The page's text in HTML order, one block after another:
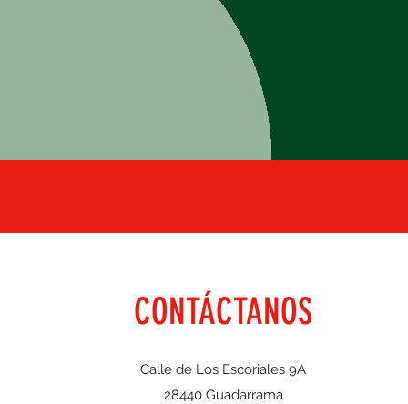
CONTÁCTANOS
Calle de Los Escoriales 9A
28440 Guadarrama